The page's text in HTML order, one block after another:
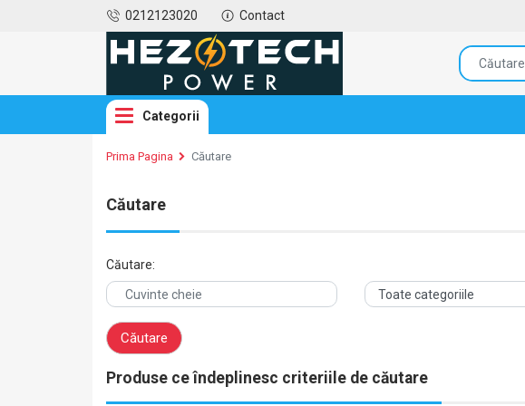
0212123020 Contact
Categorii
Prima Pagina Căutare
Căutare
Căutare:
Produse ce îndeplinesc criteriile de căutare